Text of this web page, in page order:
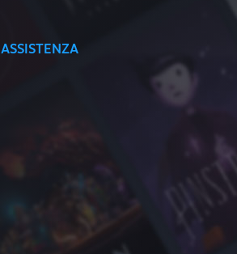
ASSISTENZA